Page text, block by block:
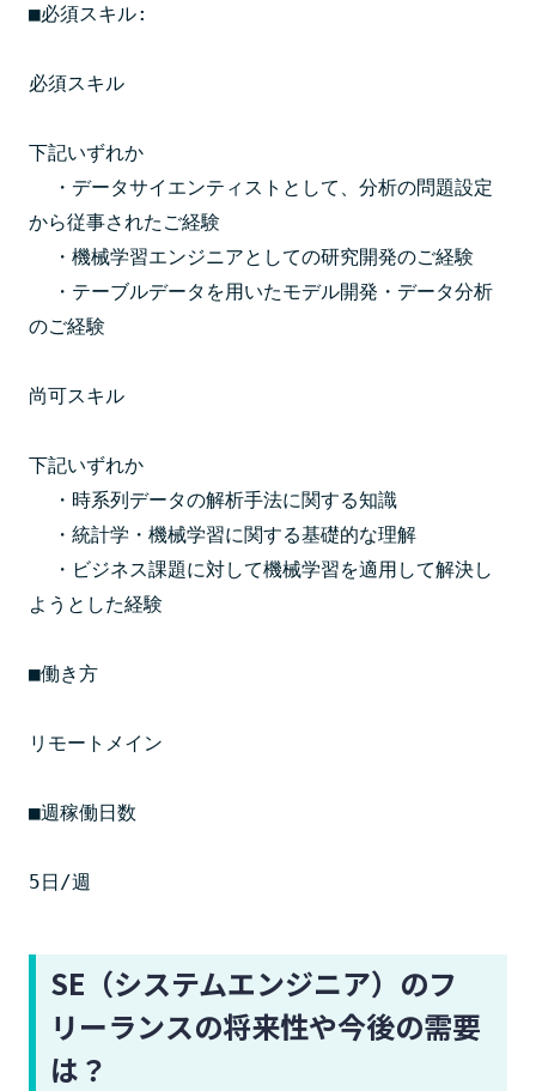
■必須スキル:
必須スキル
下記いずれか
から従事されたご経験
のご経験
尚可スキル
下記いずれか
ようとした経験
■働き方
リモートメイン
■週稼働日数
5日/週
SE（システムエンジニア）のフ
リーランスの将来性や今後の需要
は？